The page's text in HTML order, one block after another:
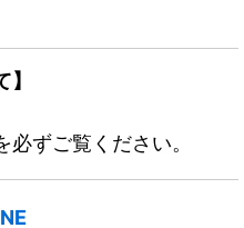
必ずご覧ください。